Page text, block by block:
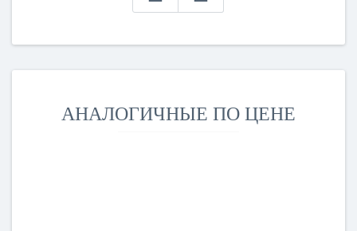
АНАЛОГИЧНЫЕ ПО ЦЕНЕ